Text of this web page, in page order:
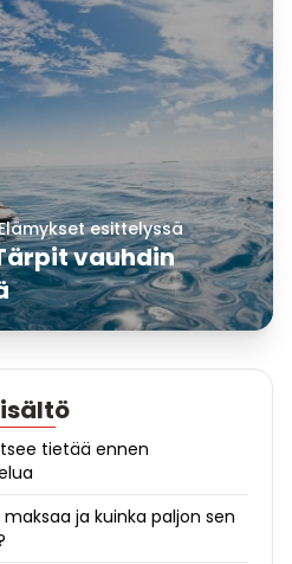
esittelyssä
vauhdin
tietää ennen
ja kuinka paljon sen